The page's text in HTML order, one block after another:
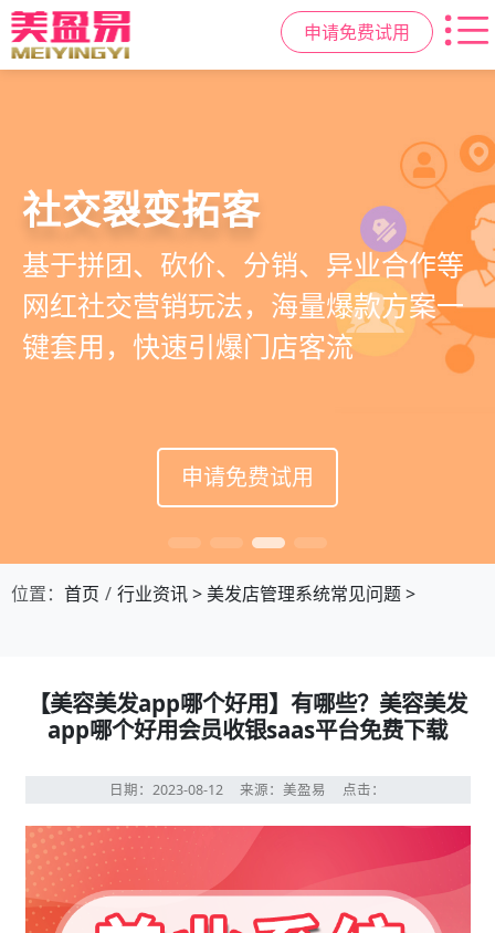
申请免费试用
美容美发管理系统
店务+拓客+020一体化，一站式解决
美发门店经营管理需求
申请免费试用
高效管理店务
提供从会员、预约、收银、报表等业
务全流程一体化SAAS服务，显著提升
管理效率，降低经营成本
申请免费试用
社交裂变拓客
基于拼团、砍价、分销、异业合作等
网红社交营销玩法，海量爆款方案一
键套用，快速引爆门店客流
申请免费试用
小程序商城
小程序链接商家、手艺人、客户，打
通线上线下，让口碑传播有抓手，赋
能社交裂变，盘活私域流量
申请免费试用
位置： 首页 行业资讯>美发店管理系统常见问题>
【美容美发app哪个好用】有哪些？美容美发
app哪个好用会员收银saas平台免费下载
日期：2023-08-12 来源：美盈易 点击：